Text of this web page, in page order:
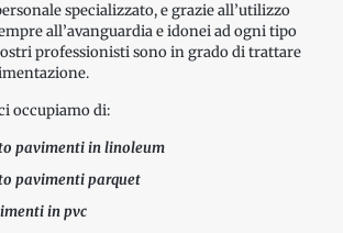
specializzato, e grazie all’utilizzo
all’avanguardia e idonei ad ogni tipo
professionisti sono in grado di trattare
occupiamo di:
pavimenti in linoleum
pavimenti parquet
in pvc